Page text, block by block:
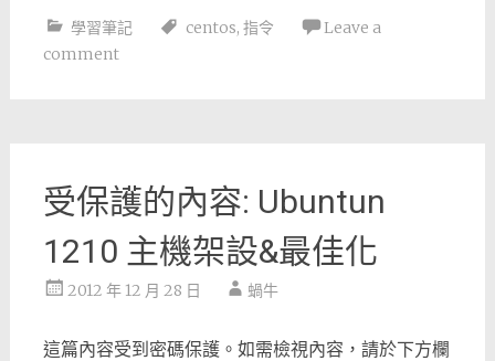
學習筆記 centos, 指令
Leave a
comment
受保護的內容: Ubuntun
1210 主機架設&最佳化
2012 年 12 月 28 日 蝸牛
這篇內容受到密碼保護。如需檢視內容，請於下方欄